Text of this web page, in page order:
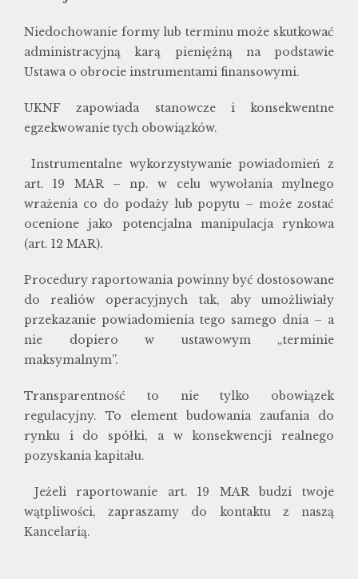
Niedochowanie formy lub terminu może skutkować
administracyjną karą pieniężną na podstawie
Ustawa o obrocie instrumentami finansowymi.
UKNF zapowiada stanowcze i konsekwentne
egzekwowanie tych obowiązków.
Instrumentalne wykorzystywanie powiadomień z
art. 19 MAR – np. w celu wywołania mylnego
wrażenia co do podaży lub popytu – może zostać
ocenione jako potencjalna manipulacja rynkowa
(art. 12 MAR).
Procedury raportowania powinny być dostosowane
do realiów operacyjnych tak, aby umożliwiały
przekazanie powiadomienia tego samego dnia – a
nie dopiero w ustawowym „terminie
maksymalnym”.
Transparentność to nie tylko obowiązek
regulacyjny. To element budowania zaufania do
rynku i do spółki, a w konsekwencji realnego
pozyskania kapitału.
Jeżeli raportowanie art. 19 MAR budzi twoje
wątpliwości, zapraszamy do kontaktu z naszą
Kancelarią.